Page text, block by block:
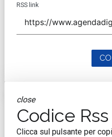
RSS link
close
Codice Rss
Clicca sul pulsante per